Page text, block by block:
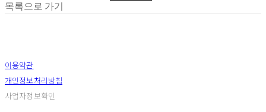
목록으로 가기
이용약관
개인정보처리방침
사업자정보확인